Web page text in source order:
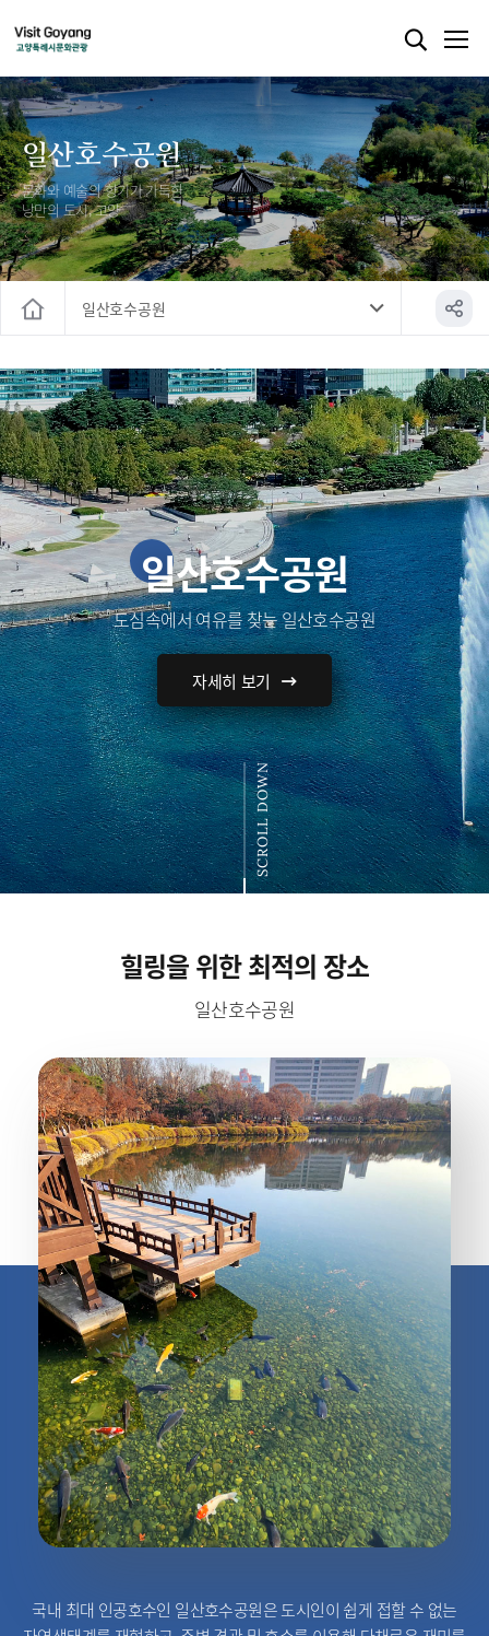
일산호수공원
문화와 예술의 향기가 가득한
낭만의 도시, 고양
일산호수공원
일산호수공원
도심속에서 여유를 찾는 일산호수공원
자세히 보기
SCROLL DOWN
힐링을 위한 최적의 장소
일산호수공원
국내 최대 인공호수인 일산호수공원은 도시인이 쉽게 접할 수 없는